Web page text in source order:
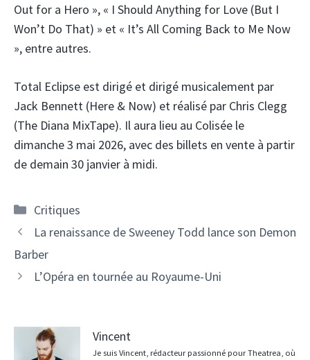
Out for a Hero », « I Should Anything for Love (But I
Won’t Do That) » et « It’s All Coming Back to Me Now
», entre autres.
Total Eclipse est dirigé et dirigé musicalement par
Jack Bennett (Here & Now) et réalisé par Chris Clegg
(The Diana MixTape). Il aura lieu au Colisée le
dimanche 3 mai 2026, avec des billets en vente à partir
de demain 30 janvier à midi.
Catégories
Critiques
La renaissance de Sweeney Todd lance son Demon
Barber
L’Opéra en tournée au Royaume-Uni
Vincent
Je suis Vincent, rédacteur passionné pour Theatrea, où